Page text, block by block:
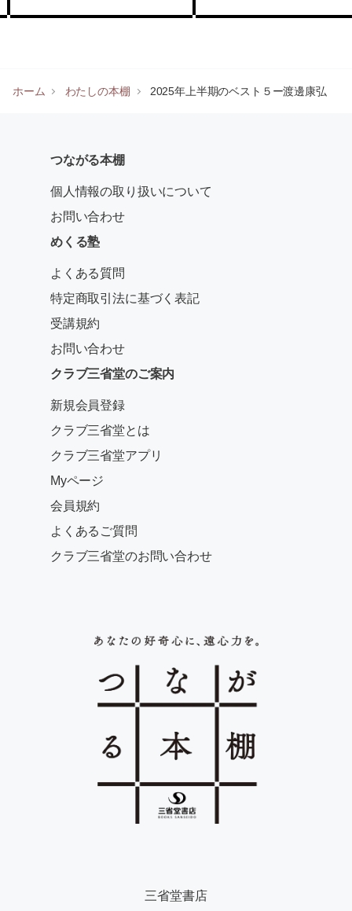
ホーム わたしの本棚 2025年上半期のベスト５ー渡邊康弘
つながる本棚
個人情報の取り扱いについて
お問い合わせ
めくる塾
よくある質問
特定商取引法に基づく表記
受講規約
お問い合わせ
クラブ三省堂のご案内
新規会員登録
クラブ三省堂とは
クラブ三省堂アプリ
Myページ
会員規約
よくあるご質問
クラブ三省堂のお問い合わせ
三省堂書店